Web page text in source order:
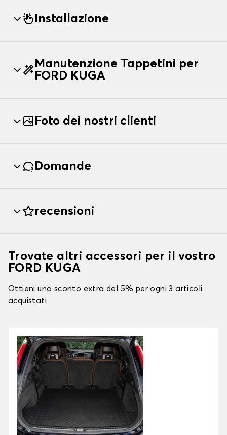
Installazione
Manutenzione Tappetini per
FORD KUGA
Foto dei nostri clienti
Domande
recensioni
Trovate altri accessori per il vostro
FORD KUGA
Ottieni uno sconto extra del 5% per ogni 3 articoli
acquistati